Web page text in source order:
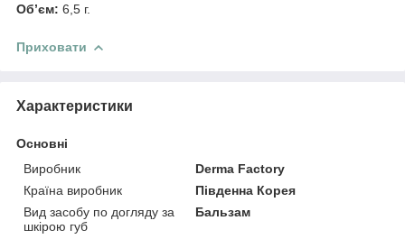
Об’єм: 6,5 г.
Приховати
Характеристики
Основні
Виробник
Derma Factory
Країна виробник
Південна Корея
Вид засобу по догляду за
шкірою губ
Бальзам